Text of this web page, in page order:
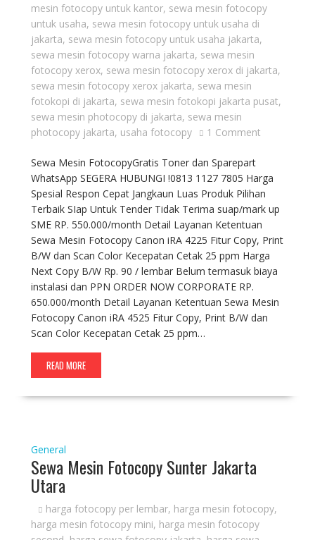
mesin fotocopy untuk kantor, sewa mesin fotocopy
untuk usaha, sewa mesin fotocopy untuk usaha di
jakarta, sewa mesin fotocopy untuk usaha jakarta,
sewa mesin fotocopy warna jakarta, sewa mesin
fotocopy xerox, sewa mesin fotocopy xerox di jakarta,
sewa mesin fotocopy xerox jakarta, sewa mesin
fotokopi di jakarta, sewa mesin fotokopi jakarta pusat,
sewa mesin photocopy di jakarta, sewa mesin
photocopy jakarta, usaha fotocopy 1 Comment
Sewa Mesin FotocopyGratis Toner dan Sparepart
WhatsApp SEGERA HUBUNGI !0813 1127 7805 Harga
Spesial Respon Cepat Jangkaun Luas Produk Pilihan
Terbaik SIap Untuk Tender Tidak Terima suap/mark up
SME RP. 550.000/month Detail Layanan Ketentuan
Sewa Mesin Fotocopy Canon iRA 4225 Fitur Copy, Print
B/W dan Scan Color Kecepatan Cetak 25 ppm Harga
Next Copy B/W Rp. 90 / lembar Belum termasuk biaya
instalasi dan PPN ORDER NOW CORPORATE RP.
650.000/month Detail Layanan Ketentuan Sewa Mesin
Fotocopy Canon iRA 4525 Fitur Copy, Print B/W dan
Scan Color Kecepatan Cetak 25 ppm…
READ MORE
General
Sewa Mesin Fotocopy Sunter Jakarta
Utara
harga fotocopy per lembar, harga mesin fotocopy,
harga mesin fotocopy mini, harga mesin fotocopy